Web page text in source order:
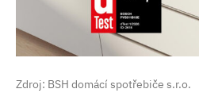
Zdroj: BSH domácí spotřebiče s.r.o.